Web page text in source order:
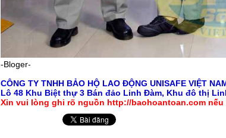
-Bloger-
CÔNG TY TNHH BẢO HỘ LAO ĐỘNG UNISAFE VIỆT
Lô 48 Khu Biệt thự 3 Bán đảo Linh Đàm, Khu đô thị
Xin vui lòng ghi rõ nguồn http://baohoantoan.com